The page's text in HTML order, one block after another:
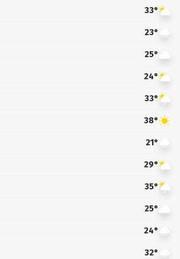
33°
23°
25°
24°
33°
38°
21°
29°
35°
25°
24°
32°